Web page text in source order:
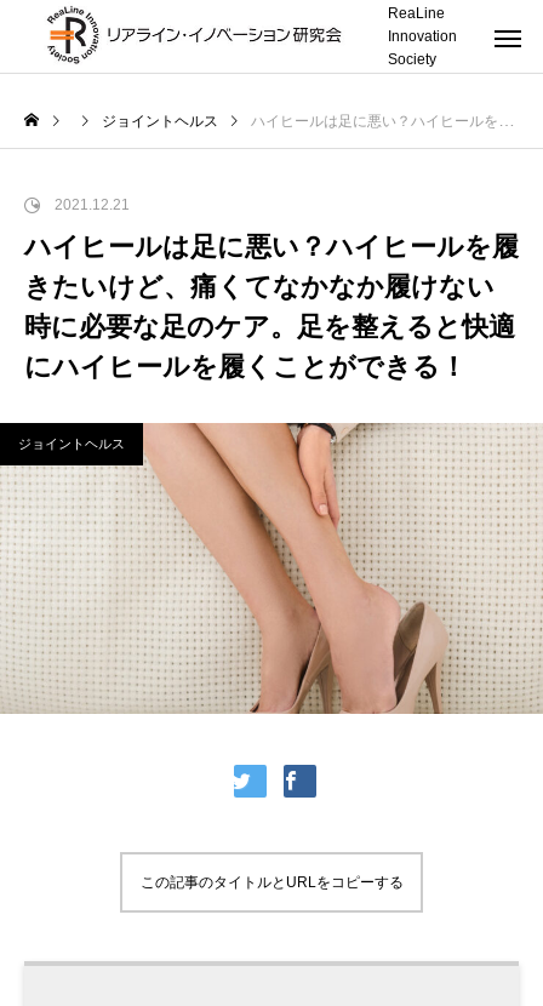
ReaLine
Innovation
Society
ジョイントヘルス ハイヒールは足に悪い？ハイヒールを履きたいけど、痛くてなかなか履けない時に必要な足のケア。足を整えると快適にハイヒールを履くことができる！
2021.12.21
ハイヒールは足に悪い？ハイヒールを履
きたいけど、痛くてなかなか履けない
時に必要な足のケア。足を整えると快適
にハイヒールを履くことができる！
ジョイントヘルス
この記事のタイトルとURLをコピーする